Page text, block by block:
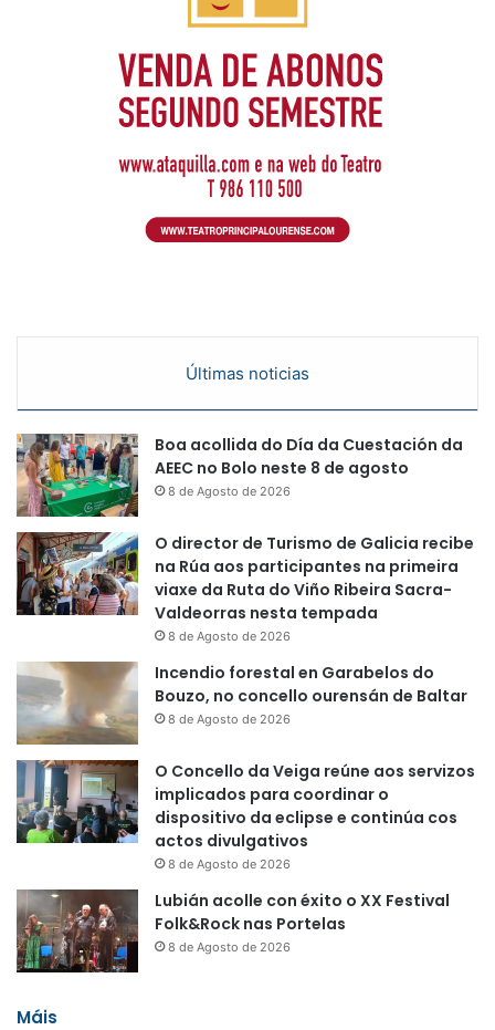
Últimas noticias
Boa acollida do Día da Cuestación da
AEEC no Bolo neste 8 de agosto
8 de Agosto de 2026
O director de Turismo de Galicia recibe
na Rúa aos participantes na primeira
viaxe da Ruta do Viño Ribeira Sacra-
Valdeorras nesta tempada
8 de Agosto de 2026
Incendio forestal en Garabelos do
Bouzo, no concello ourensán de Baltar
8 de Agosto de 2026
O Concello da Veiga reúne aos servizos
implicados para coordinar o
dispositivo da eclipse e continúa cos
actos divulgativos
8 de Agosto de 2026
Lubián acolle con éxito o XX Festival
Folk&Rock nas Portelas
8 de Agosto de 2026
Máis